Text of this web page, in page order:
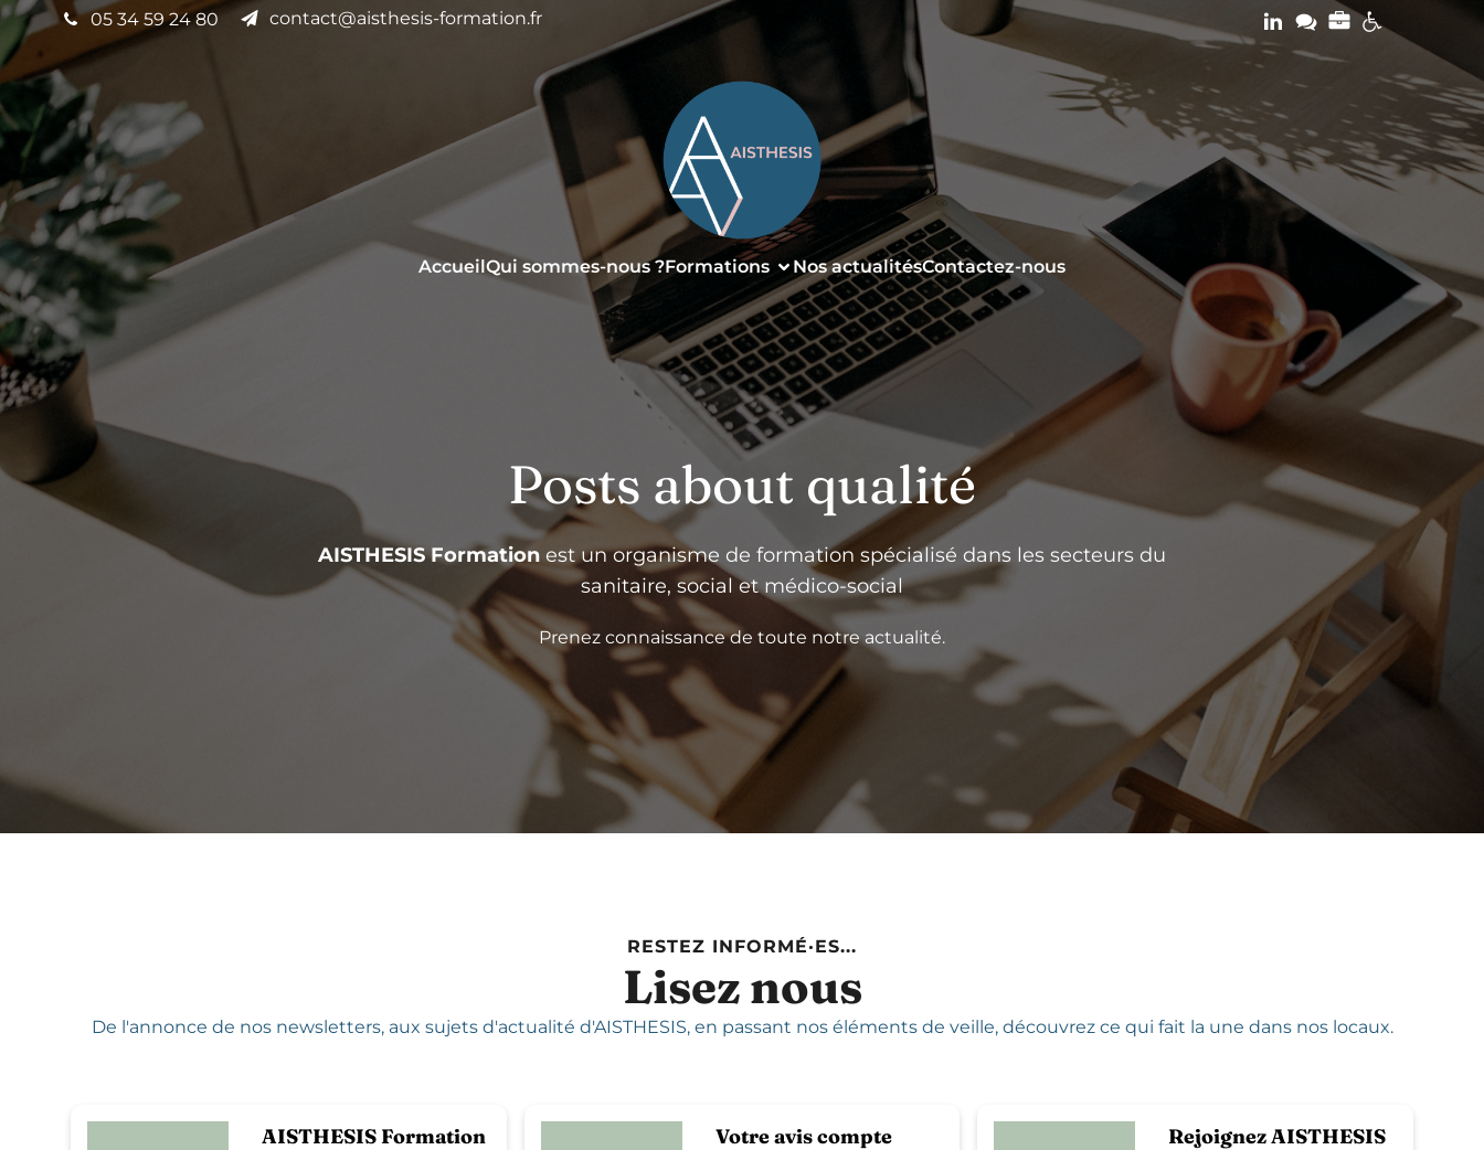
05 34 59 24 80 contact@aisthesis-formation.fr
AccueilQui sommes-nous ?Formations Nos actualitésContactez-nous
Posts about qualité
AISTHESIS Formation est un organisme de formation spécialisé dans les secteurs du
sanitaire, social et médico-social
Prenez connaissance de toute notre actualité.
RESTEZ INFORMÉ·ES...
Lisez nous
De l'annonce de nos newsletters, aux sujets d'actualité d'AISTHESIS,en passant nos éléments de veille, découvrez ce qui fait la une dans nos locaux.
AISTHESIS Formation
Votre avis compte Rejoignez AISTHESIS